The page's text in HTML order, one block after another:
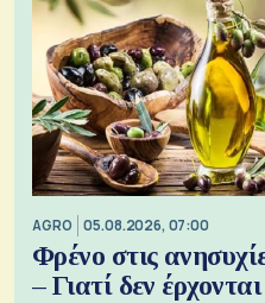
AGRO 05.08.2026, 07:00
Φρένο στις
– Γιατί δεν